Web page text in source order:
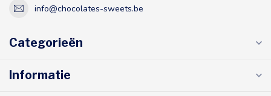
info@chocolates-sweets.be
Categorieën
Informatie